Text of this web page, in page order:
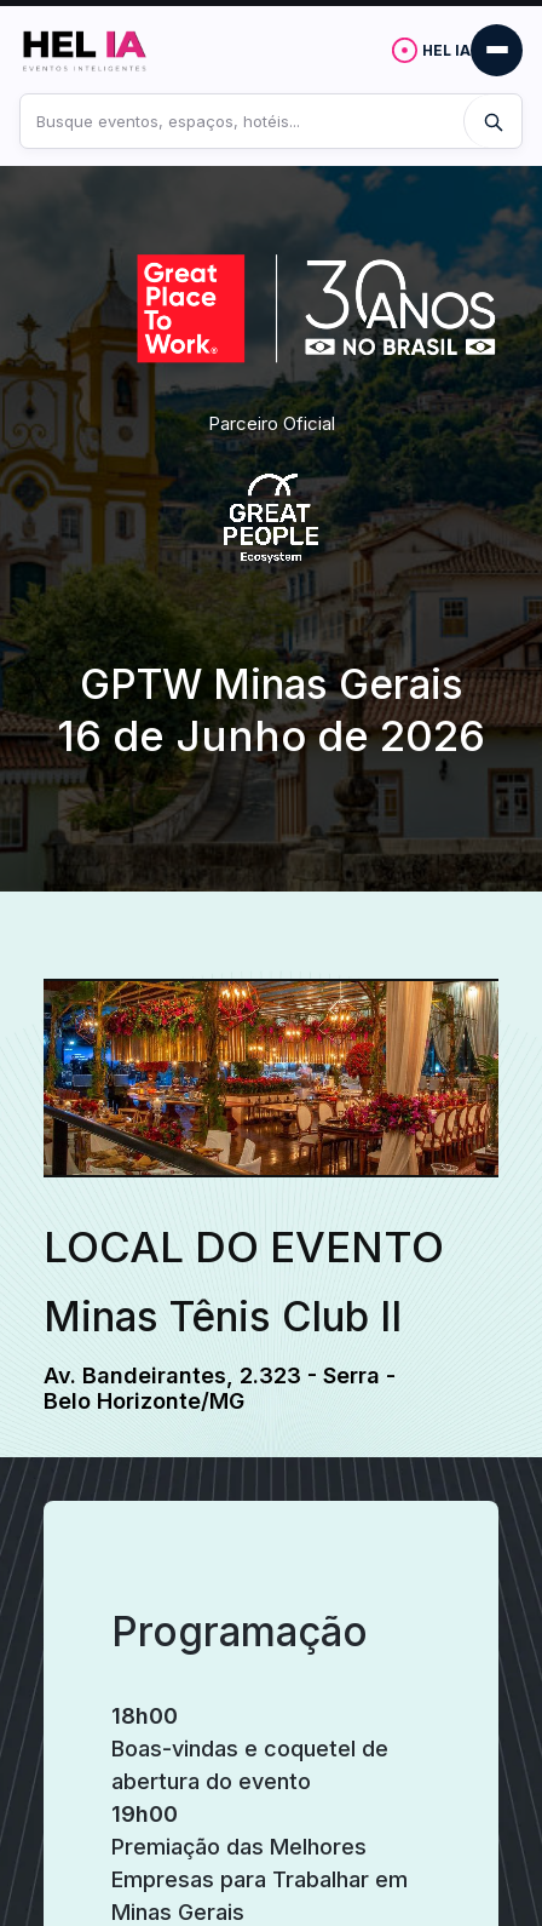
HEL IA
no
site
Parceiro Oficial
GPTW Minas Gerais
16 de Junho de 2026
LOCAL DO EVENTO
Minas Tênis Club II
Av. Bandeirantes, 2.323 - Serra -
Belo Horizonte/MG
Programação
18h00
Boas-vindas e coquetel de
abertura do evento
19h00
Premiação das Melhores
Empresas para Trabalhar em
Minas Gerais